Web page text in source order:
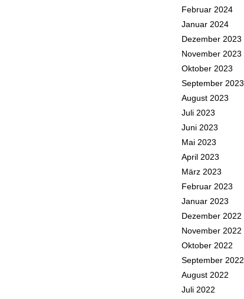
Februar 2024
Januar 2024
Dezember 2023
November 2023
Oktober 2023
September 2023
August 2023
Juli 2023
Juni 2023
Mai 2023
April 2023
März 2023
Februar 2023
Januar 2023
Dezember 2022
November 2022
Oktober 2022
September 2022
August 2022
Juli 2022